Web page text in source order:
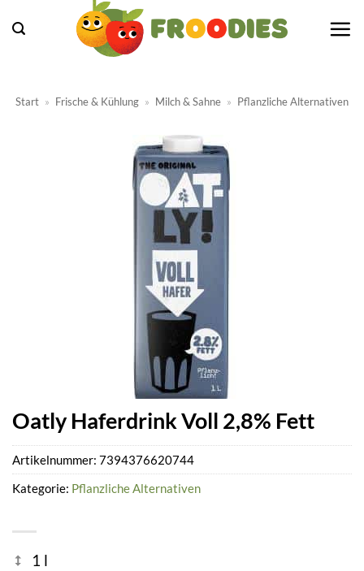
Inhalt
Start » Frische & Kühlung » Milch & Sahne » Pflanzliche Alternativen
Oatly Haferdrink Voll 2,8% Fett
1 l
Artikelnummer: 7394376620744
Kategorie: Pflanzliche Alternativen